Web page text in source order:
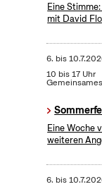
Eine
mit David
6. bis
10 bis 17 Uhr
Eine Woche
weiteren
6. bis